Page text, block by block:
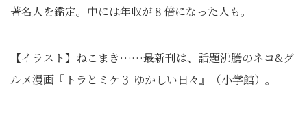
著名人を鑑定。中には年収が８倍になった人も。
【イラスト】ねこまき……最新刊は、話題沸騰のネコ&グ
ルメ漫画『トラとミケ３ ゆかしい日々』（小学館）。